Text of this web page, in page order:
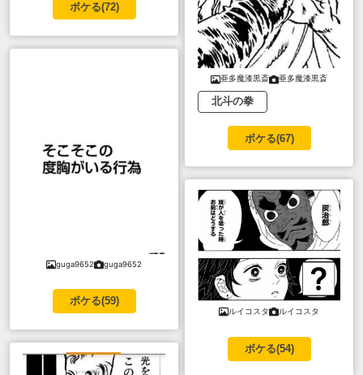
ボケる(72)
guga9652 guga9652
ボケる(59)
亜多魔漆黒斎 亜多魔漆黒斎
北斗の拳
ボケる(67)
ルイコスタ ルイコスタ
ボケる(54)